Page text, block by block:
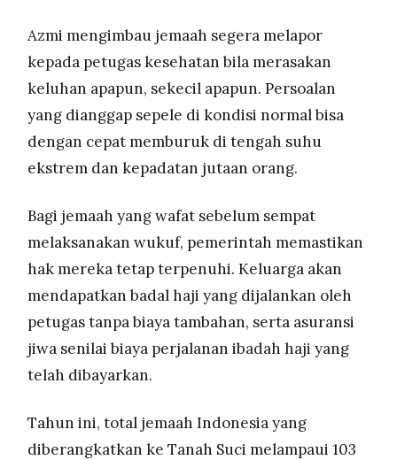
Azmi mengimbau jemaah segera melapor
kepada petugas kesehatan bila merasakan
keluhan apapun, sekecil apapun. Persoalan
yang dianggap sepele di kondisi normal bisa
dengan cepat memburuk di tengah suhu
ekstrem dan kepadatan jutaan orang.
Bagi jemaah yang wafat sebelum sempat
melaksanakan wukuf, pemerintah memastikan
hak mereka tetap terpenuhi. Keluarga akan
mendapatkan badal haji yang dijalankan oleh
petugas tanpa biaya tambahan, serta asuransi
jiwa senilai biaya perjalanan ibadah haji yang
telah dibayarkan.
Tahun ini, total jemaah Indonesia yang
diberangkatkan ke Tanah Suci melampaui 103